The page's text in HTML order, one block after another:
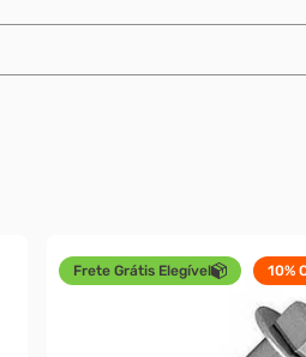
Frete Grátis Elegível 10%